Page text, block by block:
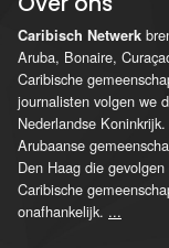
Caribisch Netwerk
Aruba, Bonaire,
Caribische
journalisten volgen we
Nederlandse
Arubaanse
Den Haag die
Caribische
onafhankelijk. ...